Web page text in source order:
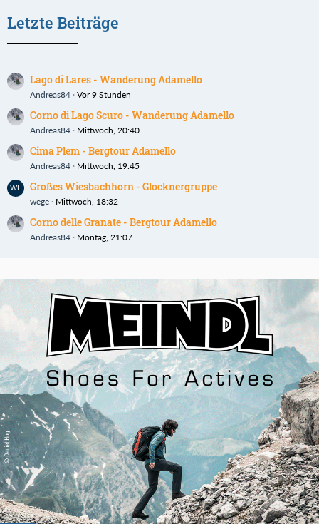
Letzte Beiträge
Lago di Lares - Wanderung Adamello
Andreas84 Vor 9 Stunden
Corno di Lago Scuro - Wanderung Adamello
Andreas84 Mittwoch, 20:40
Cima Plem - Bergtour Adamello
Andreas84 Mittwoch, 19:45
Großes Wiesbachhorn - Glocknergruppe
wege Mittwoch, 18:32
Corno delle Granate - Bergtour Adamello
Andreas84 Montag, 21:07